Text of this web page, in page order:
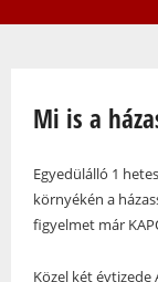
Mi is a
Egyedülálló 1
környékén a
figyelmet már
Közel két évtizede